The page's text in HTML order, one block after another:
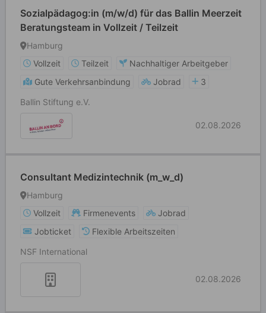
Sozialpädagog:in (m/w/d) für das Ballin Meerzeit
Beratungsteam in Vollzeit / Teilzeit
Hamburg
Vollzeit
Teilzeit
Nachhaltiger Arbeitgeber
Gute Verkehrsanbindung
Jobrad
3
Ballin Stiftung e.V.
02.08.2026
Consultant Medizintechnik (m_w_d)
Hamburg
Vollzeit
Firmenevents
Jobrad
Jobticket
Flexible Arbeitszeiten
NSF International
02.08.2026